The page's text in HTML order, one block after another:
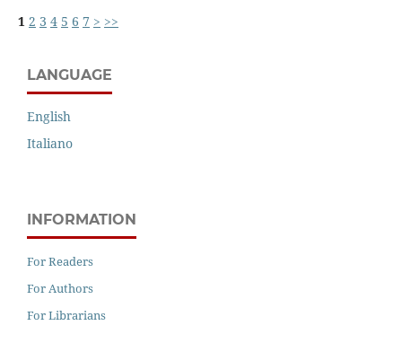
1 2 3 4 5 6 7 > >>
LANGUAGE
English
Italiano
INFORMATION
For Readers
For Authors
For Librarians